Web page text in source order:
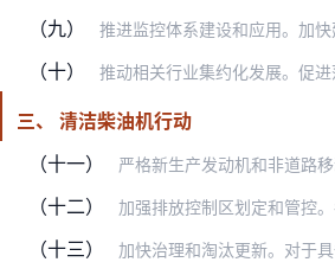
（九） 推进监控体系建设和应用。加快建设完善“天地车人”一体化的机动车排放监控系统。利用机动车道路遥感监
（十） 推动相关行业集约化发展。促进落后产能淘汰。鼓励运用市场化手段，推进柴油货车生产企业兼并重组，促进
三、 清洁柴油机行动
（十一）
严格新生产发动机和非道路移动机械、船舶管理。2020年年底前，全国实施非道路移动机械第四阶
（十二） 加强排放控制区划定和管控。各地依法划定并公布禁止使用高排放非道路移动机械的区域，重点区域
（十三） 加快治理和淘汰更新。对于具备条件的老旧工程机械，加快污染物排放治理改造。按规定通过农机购置补